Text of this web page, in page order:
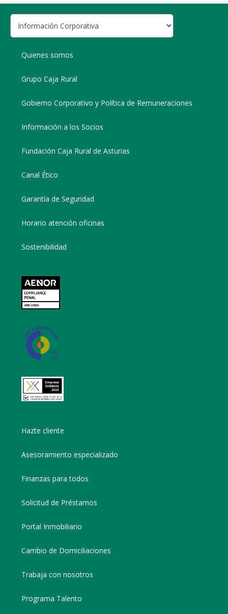
Quienes somos
Grupo Caja Rural
Gobierno Corporativo y Política de Remuneraciones
Información a los Socios
Fundación Caja Rural de Asturias
Canal Ético
Garantía de Seguridad
Horario atención oficinas
Sostenibilidad
Hazte cliente
Asesoramiento especializado
Finanzas para todos
Solicitud de Préstamos
Portal Inmobiliario
Cambio de Domiciliaciones
Trabaja con nosotros
Programa Talento